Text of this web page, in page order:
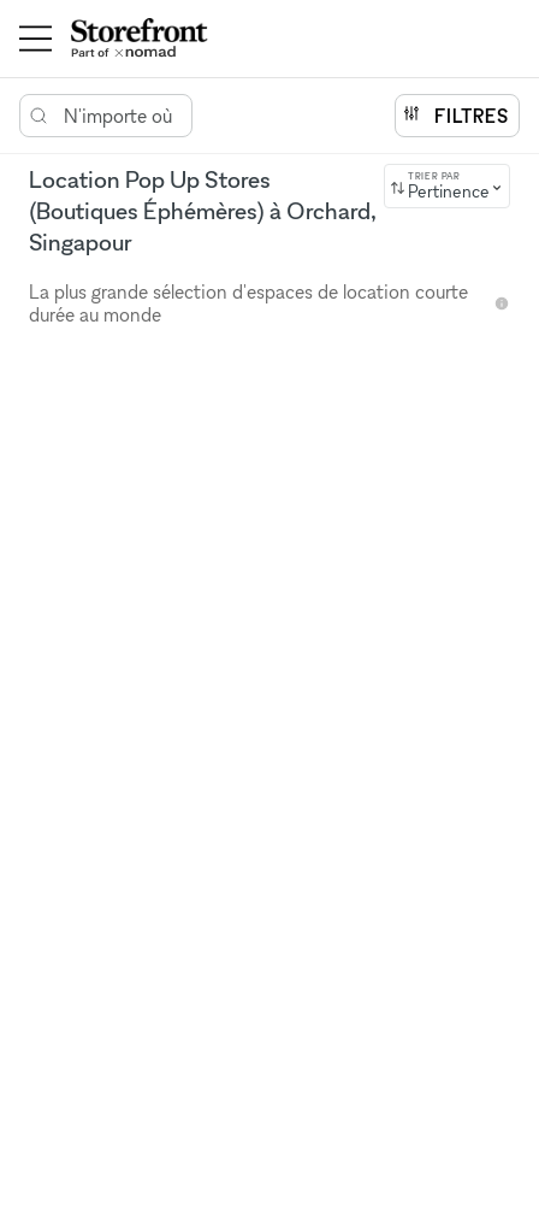
N'importe où FILTRES
Location Pop Up Stores
(Boutiques Éphémères) à Orchard,
Singapour
TRIER PAR
Pertinence
La plus grande sélection d'espaces de location courte
durée au monde